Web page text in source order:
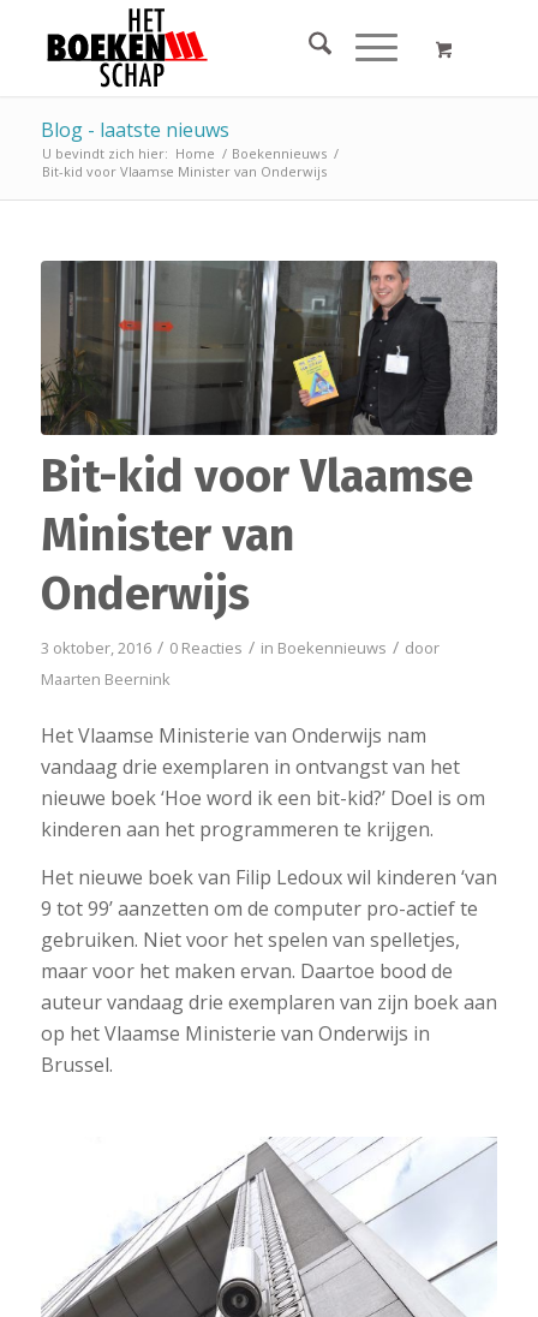
Blog - laatste nieuws
U bevindt zich hier: Home / Boekennieuws /
Bit-kid voor Vlaamse Minister van Onderwijs
Bit-kid voor Vlaamse
Minister van
Onderwijs
3 oktober, 2016 / 0 Reacties / in Boekennieuws / door
Maarten Beernink
Het Vlaamse Ministerie van Onderwijs nam
vandaag drie exemplaren in ontvangst van het
nieuwe boek ‘Hoe word ik een bit-kid?’ Doel is om
kinderen aan het programmeren te krijgen.
Het nieuwe boek van Filip Ledoux wil kinderen ‘van
9 tot 99’ aanzetten om de computer pro-actief te
gebruiken. Niet voor het spelen van spelletjes,
maar voor het maken ervan. Daartoe bood de
auteur vandaag drie exemplaren van zijn boek aan
op het Vlaamse Ministerie van Onderwijs in
Brussel.